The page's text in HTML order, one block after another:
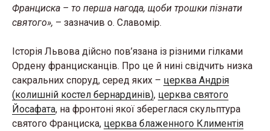
Франциска – то перша нагода, щоби трошки пізнати
святого», – зазначив о. Славомір.
Історія Львова дійсно пов’язана із різними гілками
Ордену францисканців. Про це й нині свідчить низка
сакральних споруд, серед яких – церква Андрія
(колишній костел бернардинів), церква святого
Йосафата, на фронтоні якої збереглася скульптура
святого Франциска, церква блаженного Климентія